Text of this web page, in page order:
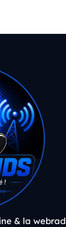
& la